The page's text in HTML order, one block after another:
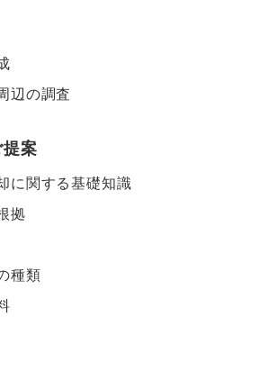
辺の調査
案
に関する基礎知識
拠
種類